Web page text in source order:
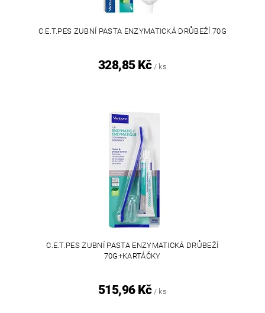
C.E.T.PES ZUBNÍ PASTA ENZYMATICKÁ DRŮBEŽÍ 70G
328,85 Kč / ks
C.E.T.PES ZUBNÍ PASTA ENZYMATICKÁ DRŮBEŽÍ
70G+KARTÁČKY
515,96 Kč / ks